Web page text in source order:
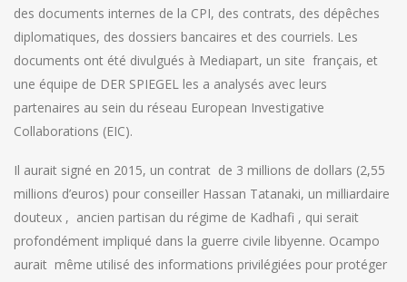
des documents internes de la CPI, des contrats, des dépêches
diplomatiques, des dossiers bancaires et des courriels. Les
documents ont été divulgués à Mediapart, un site français, et
une équipe de DER SPIEGEL les a analysés avec leurs
partenaires au sein du réseau European Investigative
Collaborations (EIC).
Il aurait signé en 2015, un contrat de 3 millions de dollars (2,55
millions d’euros) pour conseiller Hassan Tatanaki, un milliardaire
douteux , ancien partisan du régime de Kadhafi , qui serait
profondément impliqué dans la guerre civile libyenne. Ocampo
aurait même utilisé des informations privilégiées pour protéger